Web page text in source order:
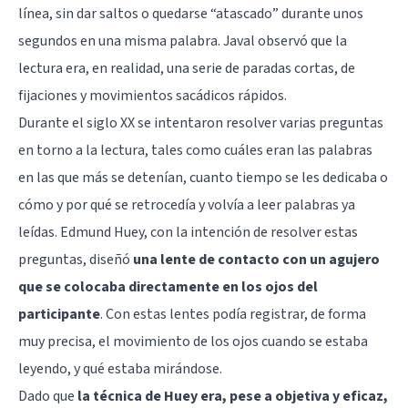
línea, sin dar saltos o quedarse “atascado” durante unos
segundos en una misma palabra. Javal observó que la
lectura era, en realidad, una serie de paradas cortas, de
fijaciones y movimientos sacádicos rápidos.
Durante el siglo XX se intentaron resolver varias preguntas
en torno a la lectura, tales como cuáles eran las palabras
en las que más se detenían, cuanto tiempo se les dedicaba o
cómo y por qué se retrocedía y volvía a leer palabras ya
leídas. Edmund Huey, con la intención de resolver estas
preguntas, diseñó una lente de contacto con un agujero
que se colocaba directamente en los ojos del
participante. Con estas lentes podía registrar, de forma
muy precisa, el movimiento de los ojos cuando se estaba
leyendo, y qué estaba mirándose.
Dado que la técnica de Huey era, pese a objetiva y eficaz,